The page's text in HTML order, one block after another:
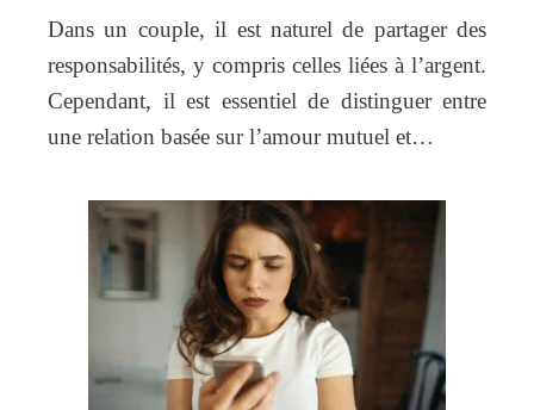
Dans un couple, il est naturel de partager des
responsabilités, y compris celles liées à l’argent.
Cependant, il est essentiel de distinguer entre
une relation basée sur l’amour mutuel et…